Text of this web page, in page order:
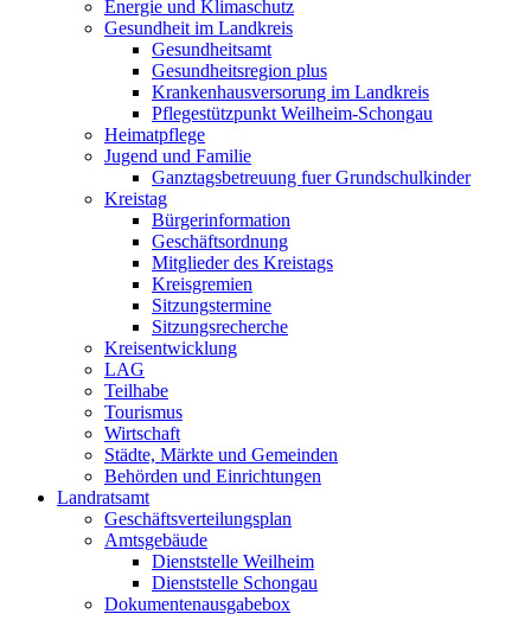
Energie und Klimaschutz
Gesundheit im Landkreis
Gesundheitsamt
Gesundheitsregion plus
Krankenhausversorung im Landkreis
Pflegestützpunkt Weilheim-Schongau
Heimatpflege
Jugend und Familie
Ganztagsbetreuung fuer Grundschulkinder
Kreistag
Bürgerinformation
Geschäftsordnung
Mitglieder des Kreistags
Kreisgremien
Sitzungstermine
Sitzungsrecherche
Kreisentwicklung
LAG
Teilhabe
Tourismus
Wirtschaft
Städte, Märkte und Gemeinden
Behörden und Einrichtungen
Landratsamt
Geschäftsverteilungsplan
Amtsgebäude
Dienststelle Weilheim
Dienststelle Schongau
Dokumentenausgabebox